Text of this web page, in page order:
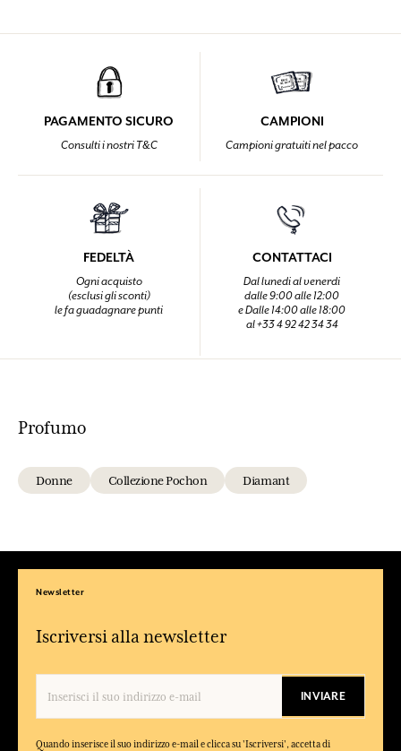
PAGAMENTO SICURO
Consulti i nostri T&C
CAMPIONI
Campioni gratuiti nel pacco
FEDELTÀ
Ogni acquisto
(esclusi gli sconti)
le fa guadagnare punti
CONTATTACI
Dal lunedi al venerdi
dalle 9:00 alle 12:00
e Dalle 14:00 alle 18:00
al +33 4 92 42 34 34
Profumo
Donne Collezione Pochon Diamant
Newsletter
Iscriversi alla newsletter
INVIARE
Quando inserisce il suo indirizzo e-mail e clicca su 'Iscriversi', accetta di